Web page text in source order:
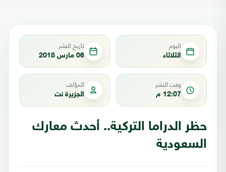
اليوم
الثلاثاء
تاريخ النشر
06 مارس 2018
وقت النشر
12:07 م
المؤلف
الجزيرة نت
حظر الدراما التركية.. أحدث معارك
السعودية